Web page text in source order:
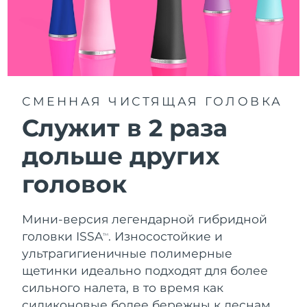
СМЕННАЯ ЧИСТЯЩАЯ ГОЛОВКА
Служит в 2 раза
дольше других
головок
Мини-версия легендарной гибридной
головки ISSATM. Износостойкие и
ультрагигиеничные полимерные
щетинки идеально подходят для более
сильного налета, в то время как
08/08/2026
Словения
Ожидаемая дата доставки
08/08/2026
Южно-Африканская
Ожидаемая дата доставки
Республика Корея
Ожидаемая дата доставки
Испания
Ожидаемая дата доставки
Швеция
08/08/2026
Швейцария
08/08/2026
Тайвань
Ожидаемая дата доставки